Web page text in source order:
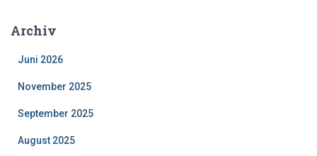
Archiv
Juni 2026
November 2025
September 2025
August 2025